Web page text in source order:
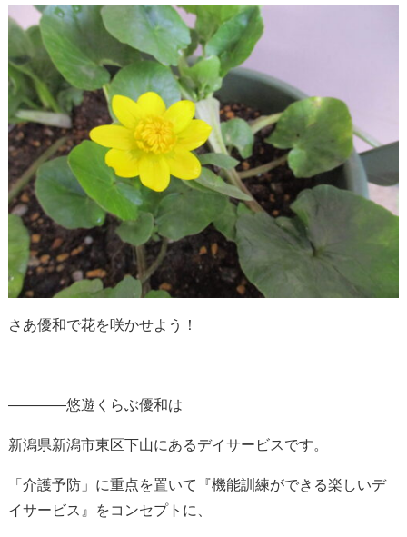
さあ優和で花を咲かせよう！
————悠遊くらぶ優和は
新潟県新潟市東区下山にあるデイサービスです。
「介護予防」に重点を置いて『機能訓練ができる楽しいデ
イサービス』をコンセプトに、